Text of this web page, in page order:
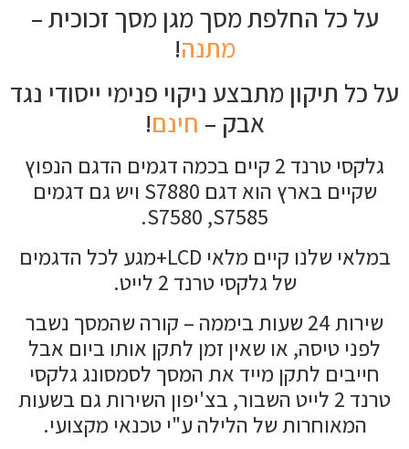
על כל החלפת מסך מגן מסך זכוכית –
מתנה!
על כל תיקון מתבצע ניקוי פנימי ייסודי נגד
אבק – חינם!
גלקסי טרנד 2 קיים בכמה דגמים הדגם הנפוץ
שקיים בארץ הוא דגם S7880 ויש גם דגמים
S7580 ,S7585.
במלאי שלנו קיים מלאי LCD+מגע לכל הדגמים
של גלקסי טרנד 2 לייט.
שירות 24 שעות ביממה – קורה שהמסך נשבר
לפני טיסה, או שאין זמן לתקן אותו ביום אבל
חייבים לתקן מייד את המסך לסמסונג גלקסי
טרנד 2 לייט השבור, בצ'יפון השירות גם בשעות
המאוחרות של הלילה ע"י טכנאי מקצועי.